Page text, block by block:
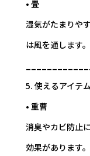
• 畳
湿気がたまりや
は風を通します。
5. 使えるアイテム
• 重曹
消臭やカビ防止
効果があります。